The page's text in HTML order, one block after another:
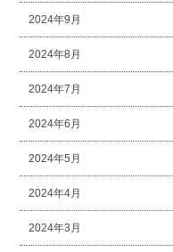
2024年9月
2024年8月
2024年7月
2024年6月
2024年5月
2024年4月
2024年3月